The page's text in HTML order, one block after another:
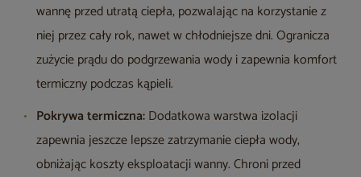
wannę przed utratą ciepła, pozwalając na korzystanie z
niej przez cały rok, nawet w chłodniejsze dni. Ogranicza
zużycie prądu do podgrzewania wody i zapewnia komfort
termiczny podczas kąpieli.
Pokrywa termiczna:Dodatkowa warstwa izolacji
zapewnia jeszcze lepsze zatrzymanie ciepła wody,
obniżając koszty eksploatacji wanny. Chroni przed